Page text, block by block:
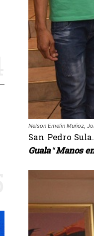
Nelson Emelin Muñoz,
San Pedro
Guala“Manos